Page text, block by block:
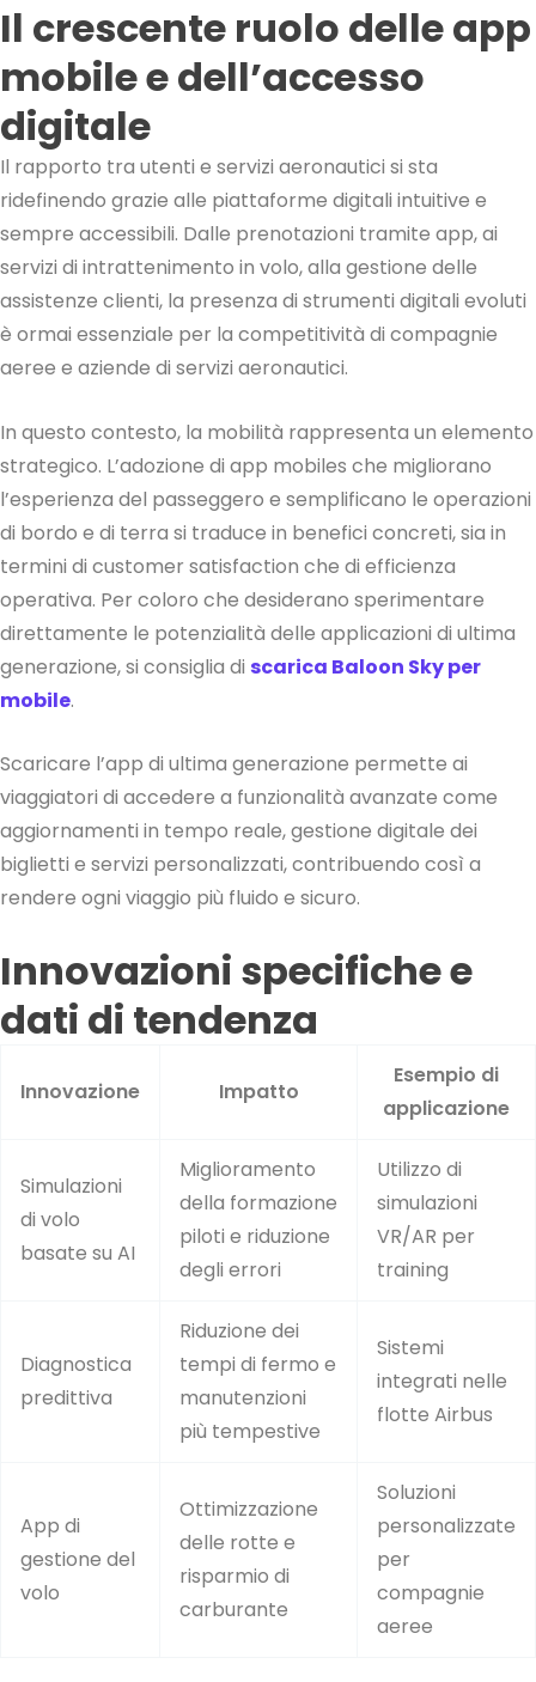
Il crescente ruolo delle app
mobile e dell’accesso
digitale
Il rapporto tra utenti e servizi aeronautici si sta
ridefinendo grazie alle piattaforme digitali intuitive e
sempre accessibili. Dalle prenotazioni tramite app, ai
servizi di intrattenimento in volo, alla gestione delle
assistenze clienti, la presenza di strumenti digitali evoluti
è ormai essenziale per la competitività di compagnie
aeree e aziende di servizi aeronautici.
In questo contesto, la mobilità rappresenta un elemento
strategico. L’adozione di app mobiles che migliorano
l’esperienza del passeggero e semplificano le operazioni
di bordo e di terra si traduce in benefici concreti, sia in
termini di customer satisfaction che di efficienza
operativa. Per coloro che desiderano sperimentare
direttamente le potenzialità delle applicazioni di ultima
generazione, si consiglia di scarica Baloon Sky per
mobile.
Scaricare l’app di ultima generazione permette ai
viaggiatori di accedere a funzionalità avanzate come
aggiornamenti in tempo reale, gestione digitale dei
biglietti e servizi personalizzati, contribuendo così a
rendere ogni viaggio più fluido e sicuro.
Innovazioni specifiche e
dati di tendenza
Innovazione Impatto
Esempio di
applicazione
Simulazioni
di volo
basate su AI
Miglioramento
della formazione
piloti e riduzione
degli errori
Utilizzo di
simulazioni
VR/AR per
training
Diagnostica
predittiva
Riduzione dei
tempi di fermo e
manutenzioni
più tempestive
Sistemi
integrati nelle
flotte Airbus
App di
gestione del
volo
Ottimizzazione
delle rotte e
risparmio di
carburante
Soluzioni
personalizzate
per
compagnie
aeree